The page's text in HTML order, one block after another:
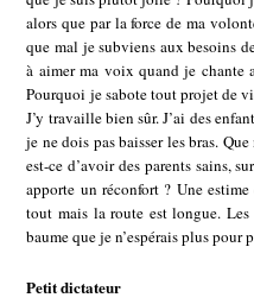
alors que par la force de ma
que mal je subviens aux besoins
à aimer ma voix quand je chante
Pourquoi je sabote tout projet de
J’y travaille bien sûr. J’ai des
je ne dois pas baisser les bras.
est-ce d’avoir des parents sains,
apporte un réconfort ? Une
tout mais la route est longue.
baume que je n’espérais plus pour
Petit dictateur